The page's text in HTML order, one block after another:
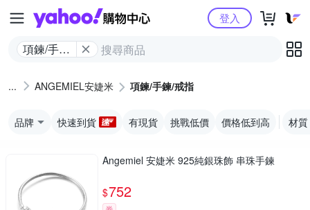
Yahoo購物中心
項鍊/手鍊/
登入
ANGEMIEL安婕米 項鍊/手鍊/戒指
品牌 快速到貨 有現貨 挑戰低價 價格低到高 材質
Angemiel 安婕米 925純銀珠飾 串珠手鍊
$752